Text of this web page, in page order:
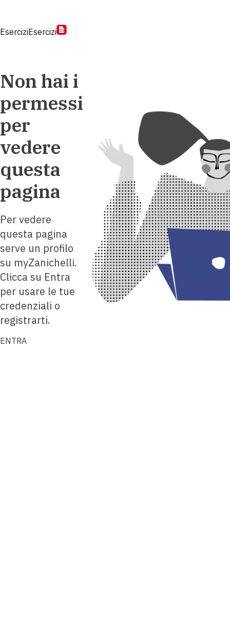
EserciziEsercizi
Non hai i
permessi
per
vedere
questa
pagina
Per vedere
questa pagina
serve un profilo
su myZanichelli.
Clicca su Entra
per usare le tue
credenziali o
registrarti.
ENTRA